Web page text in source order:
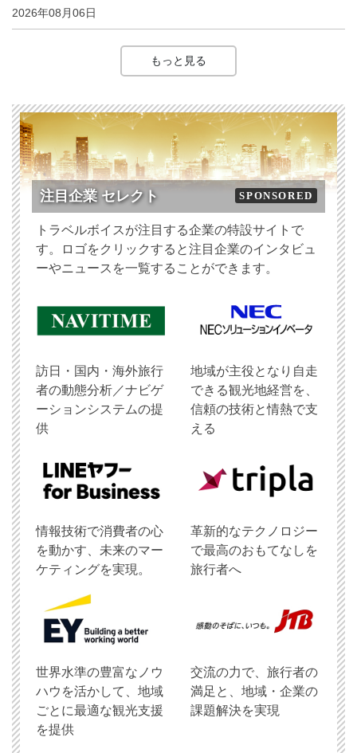
2026年08月06日
もっと見る
注目企業 セレクト SPONSORED
トラベルボイスが注目する企業の特設サイトで
す。ロゴをクリックすると注目企業のインタビュ
ーやニュースを一覧することができます。
訪日・国内・海外旅行
者の動態分析／ナビゲ
ーションシステムの提
供
地域が主役となり自走
できる観光地経営を、
信頼の技術と情熱で支
える
情報技術で消費者の心
を動かす、未来のマー
ケティングを実現。
革新的なテクノロジー
で最高のおもてなしを
旅行者へ
世界水準の豊富なノウ
ハウを活かして、地域
ごとに最適な観光支援
を提供
交流の力で、旅行者の
満足と、地域・企業の
課題解決を実現